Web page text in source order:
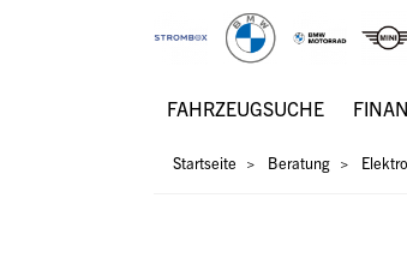
Hauptnavigation
FAHRZEUGSUCHE
Pfadnavigation
Startseite Beratung